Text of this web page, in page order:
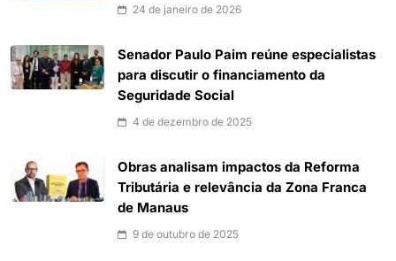
24 de janeiro de 2026
Senador Paulo Paim reúne especialistas
para discutir o financiamento da
Seguridade Social
4 de dezembro de 2025
Obras analisam impactos da Reforma
Tributária e relevância da Zona Franca
de Manaus
9 de outubro de 2025